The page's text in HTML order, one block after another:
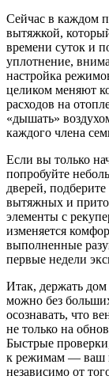
Сейчас в каждом
вытяжкой,
времени суток и
уплотнение,
настройка
целиком меняют
расходов на
«дышать»
каждого члена
Если вы только
попробуйте
дверей,
вытяжных и
элементы с
изменяется
выполненные
первые недели
Итак, держать дом
можно без
осознавать, что
не только на
Быстрые
к режимам — ваш
независимо от